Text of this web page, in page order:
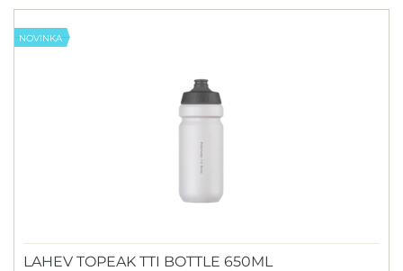
NOVINKA
LAHEV TOPEAK TTI BOTTLE 650ML